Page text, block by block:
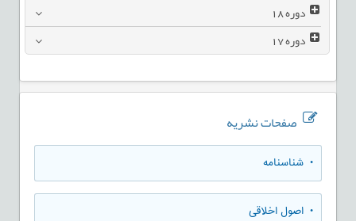
دوره18
دوره17
صفحات نشریه
• شناسنامه
• اصول اخلاقی